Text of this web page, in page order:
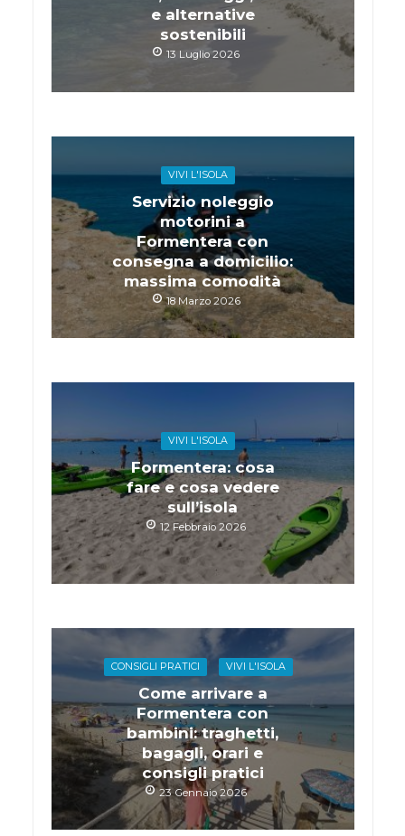
e alternative
sostenibili
13 Luglio 2026
VIVI L'ISOLA
Servizio noleggio
motorini a
Formentera con
consegna a domicilio:
massima comodità
18 Marzo 2026
VIVI L'ISOLA
Formentera: cosa
fare e cosa vedere
sull’isola
12 Febbraio 2026
CONSIGLI PRATICI VIVI L'ISOLA
Come arrivare a
Formentera con
bambini: traghetti,
bagagli, orari e
consigli pratici
23 Gennaio 2026